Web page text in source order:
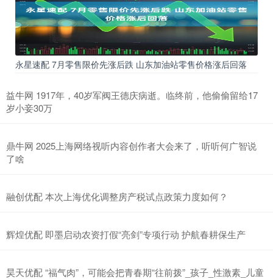
永星速配 7月零售限价先涨后跌 山东加油站零售价格涨后回落
益牛网 1917年，40岁军阀王德庆病逝。临终前，他偷偷留给17
岁小妾30万
鼎牛网 2025上海网络视听内容创作者大会来了，听听何广智说
了啥
融创优配 本次上海优化调整房产税试点政策力度如何？
辉煌优配 即墨启动农资打假“亮剑”专项行动 护航春耕保生产
昊天优配 “福气肉”，可能会把青春期“往前拨”_孩子_性激素_儿童